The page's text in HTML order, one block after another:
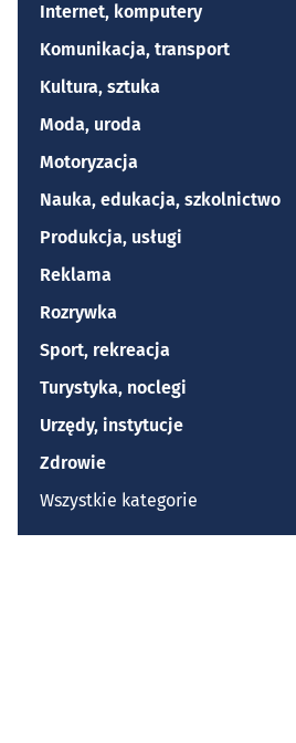
Internet, komputery
Komunikacja, transport
Kultura, sztuka
Moda, uroda
Motoryzacja
Nauka, edukacja, szkolnictwo
Produkcja, usługi
Reklama
Rozrywka
Sport, rekreacja
Turystyka, noclegi
Urzędy, instytucje
Zdrowie
Wszystkie kategorie